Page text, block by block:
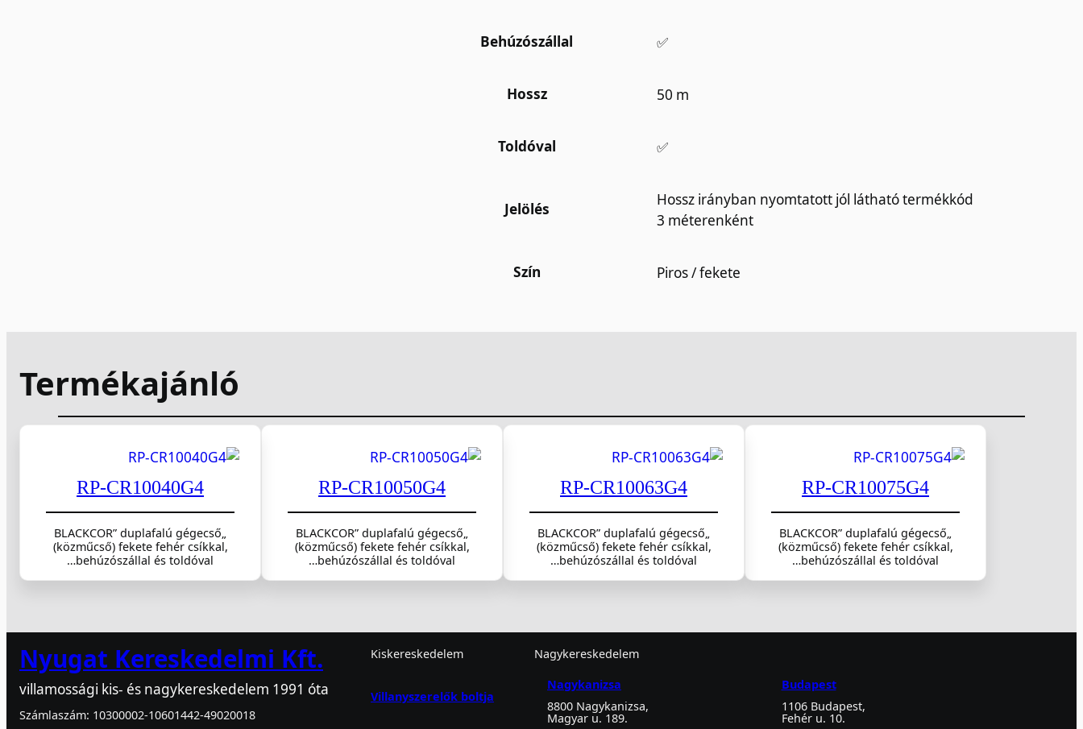
Behúzószállal ✅
Hossz 50 m
Toldóval ✅
Jelölés
Hossz irányban nyomtatott jól látható termékkód
3 méterenként
Szín Piros / fekete
Termékajánló
RP-CR10075G4
„BLACKCOR” duplafalú gégecső
(közműcső) fekete fehér csíkkal,
behúzószállal és toldóval…
RP-CR10063G4
„BLACKCOR” duplafalú gégecső
(közműcső) fekete fehér csíkkal,
behúzószállal és toldóval…
RP-CR10050G4
„BLACKCOR” duplafalú gégecső
(közműcső) fekete fehér csíkkal,
behúzószállal és toldóval…
RP-CR10040G4
„BLACKCOR” duplafalú gégecső
(közműcső) fekete fehér csíkkal,
behúzószállal és toldóval…
Nyugat Kereskedelmi Kft.
villamossági kis- és nagykereskedelem 1991 óta
Számlaszám: 10300002-10601442-49020018
Kiskereskedelem
Villanyszerelők boltja
Nagykereskedelem
Nagykanizsa
8800 Nagykanizsa,
Magyar u. 189.
Budapest
1106 Budapest,
Fehér u. 10.